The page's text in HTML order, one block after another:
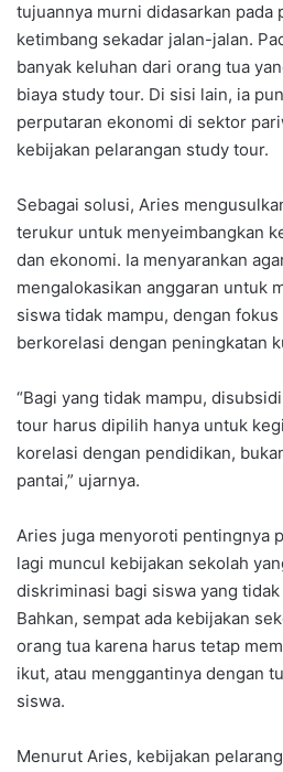
tujuannya murni didasarkan pada
ketimbang sekadar jalan-jalan.
banyak keluhan dari orang tua
biaya study tour. Di sisi lain, ia
perputaran ekonomi di sektor
kebijakan pelarangan study tour.
Sebagai solusi, Aries
terukur untuk menyeimbangkan
dan ekonomi. Ia menyarankan
mengalokasikan anggaran untuk
siswa tidak mampu, dengan
berkorelasi dengan peningkatan
“Bagi yang tidak mampu,
tour harus dipilih hanya untuk
korelasi dengan pendidikan,
pantai,” ujarnya.
Aries juga menyoroti pentingnya
lagi muncul kebijakan sekolah
diskriminasi bagi siswa yang
Bahkan, sempat ada kebijakan
orang tua karena harus tetap
ikut, atau menggantinya dengan
siswa.
Menurut Aries, kebijakan